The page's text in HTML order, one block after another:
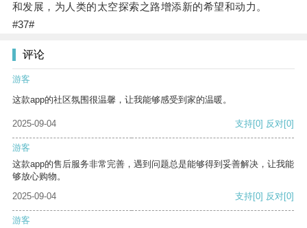
和发展，为人类的太空探索之路增添新的希望和动力。
#37#
评论
游客
这款app的社区氛围很温馨，让我能够感受到家的温暖。
2025-09-04 支持[0] 反对[0]
游客
这款app的售后服务非常完善，遇到问题总是能够得到妥善解决，让我能
够放心购物。
2025-09-04
支持[0] 反对[0]
游客